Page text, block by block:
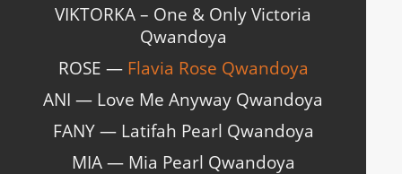
VIKTORKA – One & Only Victoria
Qwandoya
ROSE — Flavia Rose Qwandoya
ANI — Love Me Anyway Qwandoya
FANY — Latifah Pearl Qwandoya
MIA — Mia Pearl Qwandoya